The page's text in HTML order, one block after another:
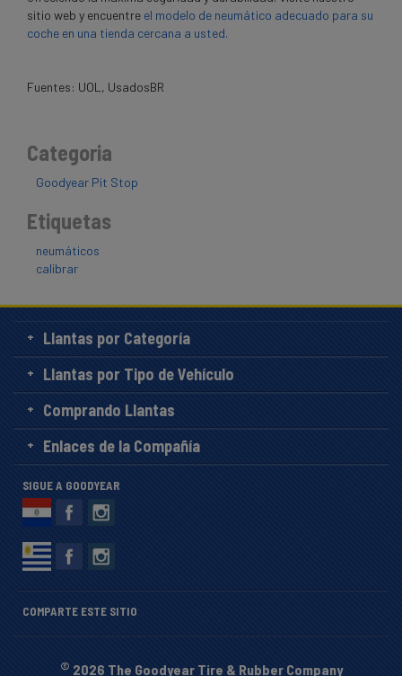
sitio web y encuentre el modelo de neumático adecuado para su
coche en una tienda cercana a usted.
Fuentes: UOL, UsadosBR
Categoria
Goodyear Pit Stop
Etiquetas
neumáticos
calibrar
Llantas por Categoría
Llantas por Tipo de Vehículo
Comprando Llantas
Enlaces de la Compañía
SIGUE A GOODYEAR
COMPARTE ESTE SITIO
© 2026 The Goodyear Tire & Rubber Company